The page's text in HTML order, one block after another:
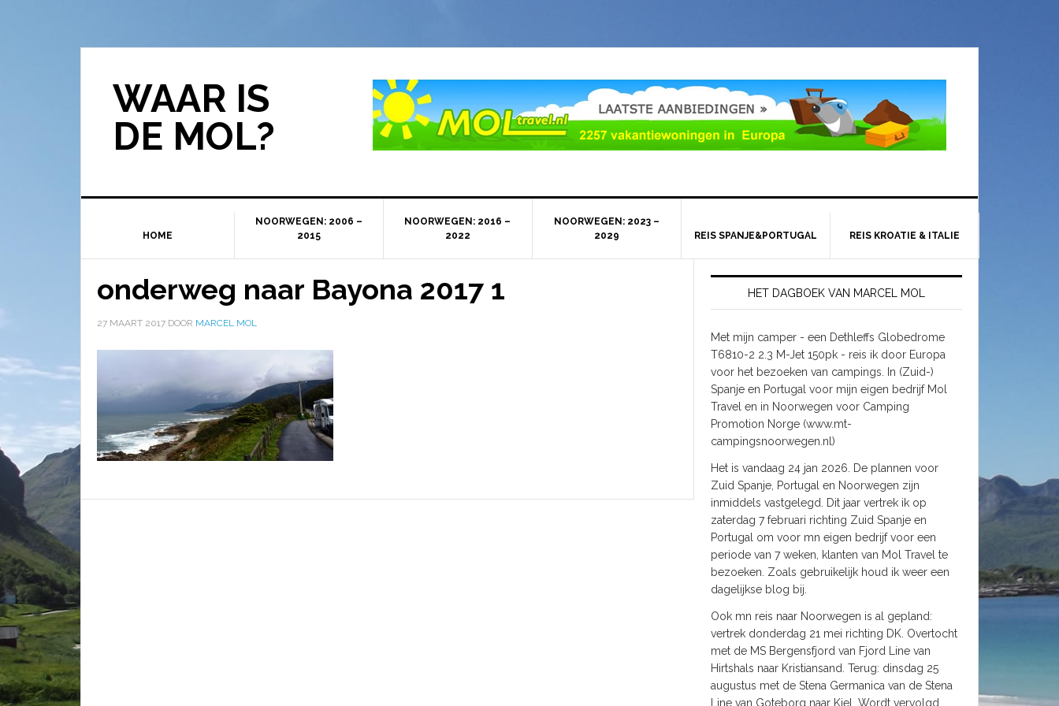
WAAR IS
DE MOL?
HOME
NOORWEGEN: 2006 –
2015
NOORWEGEN: 2016 –
2022
NOORWEGEN: 2023 –
2029
REIS SPANJE&PORTUGAL REIS KROATIE & ITALIE
onderweg naar Bayona 2017 1
27 MAART 2017 DOOR MARCEL MOL
HET DAGBOEK VAN MARCEL MOL
Met mijn camper - een Dethleffs Globedrome
T6810-2 2.3 M-Jet 150pk - reis ik door Europa
voor het bezoeken van campings. In (Zuid-)
Spanje en Portugal voor mijn eigen bedrijf Mol
Travel en in Noorwegen voor Camping
Promotion Norge (www.mt-
campingsnoorwegen.nl)
Het is vandaag 24 jan 2026. De plannen voor
Zuid Spanje, Portugal en Noorwegen zijn
inmiddels vastgelegd. Dit jaar vertrek ik op
zaterdag 7 februari richting Zuid Spanje en
Portugal om voor mn eigen bedrijf voor een
periode van 7 weken, klanten van Mol Travel te
bezoeken. Zoals gebruikelijk houd ik weer een
dagelijkse blog bij.
Ook mn reis naar Noorwegen is al gepland:
vertrek donderdag 21 mei richting DK. Overtocht
met de MS Bergensfjord van Fjord Line van
Hirtshals naar Kristiansand. Terug: dinsdag 25
augustus met de Stena Germanica van de Stena
Line van Goteborg naar Kiel. Wordt vervolgd.